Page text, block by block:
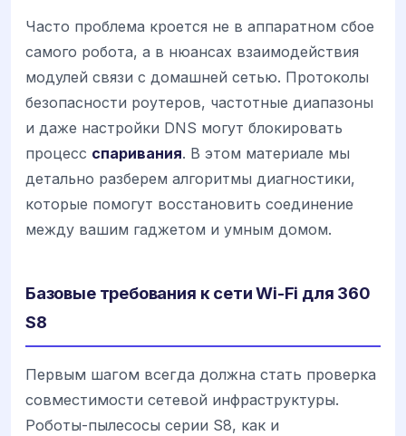
Часто проблема кроется не в аппаратном сбое
самого робота, а в нюансах взаимодействия
модулей связи с домашней сетью. Протоколы
безопасности роутеров, частотные диапазоны
и даже настройки DNS могут блокировать
процесс спаривания. В этом материале мы
детально разберем алгоритмы диагностики,
которые помогут восстановить соединение
между вашим гаджетом и умным домом.
Базовые требования к сети Wi-Fi для 360
S8
Первым шагом всегда должна стать проверка
совместимости сетевой инфраструктуры.
Роботы-пылесосы серии S8, как и